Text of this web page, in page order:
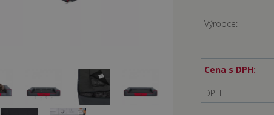
Výrobce:
Cena s DPH:
DPH: